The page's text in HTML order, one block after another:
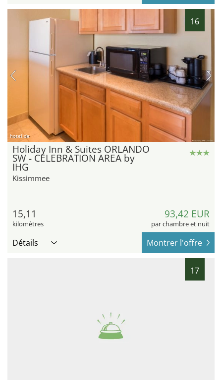
16
hotel.de
Holiday Inn & Suites ORLANDO
SW - CELEBRATION AREA by
IHG
Kissimmee
15,11
kilomètres
93,42 EUR
par chambre et nuit
Détails Montrer l'offre
17